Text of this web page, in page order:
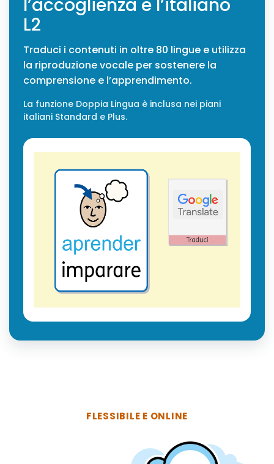
l’accoglienza e l’italiano
L2
Traduci i contenuti in oltre 80 lingue e utilizza
la riproduzione vocale per sostenere la
comprensione e l’apprendimento.
La funzione Doppia Lingua è inclusa nei piani
italiani Standard e Plus.
FLESSIBILE E ONLINE